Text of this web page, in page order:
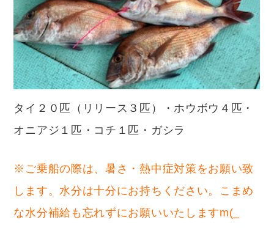
タイ２０匹（リリース３匹）・ホウボウ４匹・
オニアジ１匹・コチ１匹・ガシラ
※ご乗船の際は、暑さ・熱中症対策をお願い致
します。水分は十分にお持ちください。こまめ
な水分補給も忘れずにお願いいたしますm(_